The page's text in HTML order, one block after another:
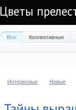
Цветы
Все Коллективные
Интересные Новые